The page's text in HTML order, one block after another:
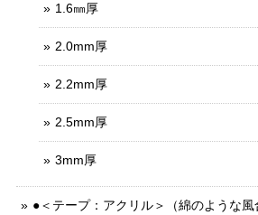
1.6㎜厚
2.0mm厚
2.2mm厚
2.5mm厚
3mm厚
●＜テープ：アクリル＞（綿のような風